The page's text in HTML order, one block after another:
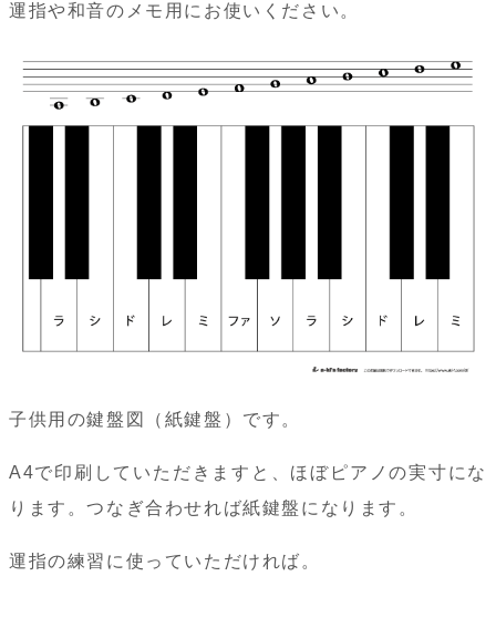
運指や和音のメモ用にお使いください。
子供用の鍵盤図（紙鍵盤）です。
A4で印刷していただきますと、ほぼピアノの実寸にな
ります。つなぎ合わせれば紙鍵盤になります。
運指の練習に使っていただければ。